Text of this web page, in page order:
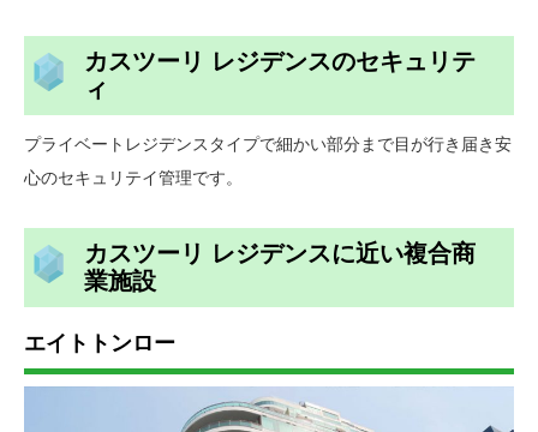
カスツーリ レジデンスのセキュリテ
ィ
プライベートレジデンスタイプで細かい部分まで目が行き届き安
心のセキュリテイ管理です。
カスツーリ レジデンスに近い複合商
業施設
エイトトンロー